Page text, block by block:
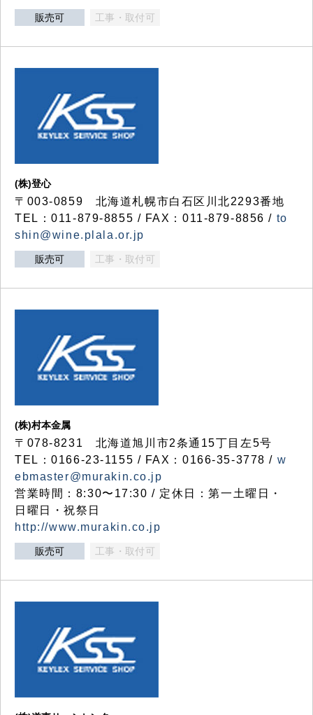
販売可 工事・取付可
(株)登心
〒003-0859 北海道札幌市白石区川北2293番地
TEL：011-879-8855 / FAX：011-879-8856 / to
shin@wine.plala.or.jp
販売可 工事・取付可
(株)村本金属
〒078-8231 北海道旭川市2条通15丁目左5号
TEL：0166-23-1155 / FAX：0166-35-3778 / w
ebmaster@murakin.co.jp
営業時間：8:30〜17:30 / 定休日：第一土曜日・
日曜日・祝祭日
http://www.murakin.co.jp
販売可 工事・取付可